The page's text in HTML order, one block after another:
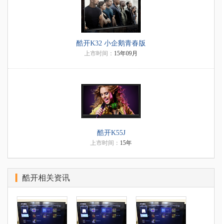
酷开K32 小企鹅青春版
上市时间： 15年09月
酷开K55J
上市时间： 15年
酷开相关资讯